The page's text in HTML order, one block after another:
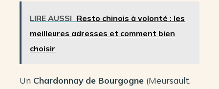
LIRE AUSSI Resto chinois à volonté : les
meilleures adresses et comment bien
choisir
Un Chardonnay de Bourgogne (Meursault,